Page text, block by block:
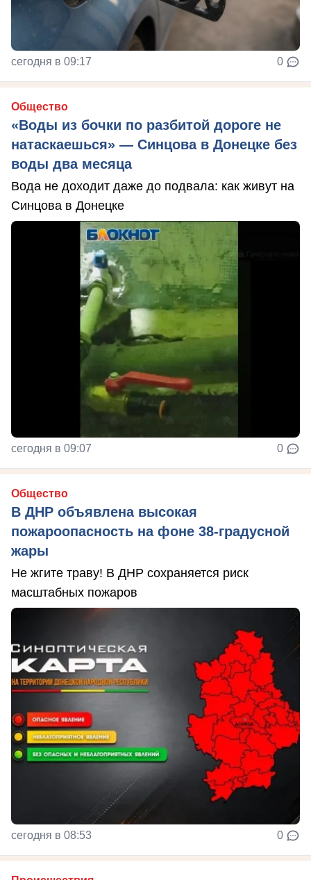
сегодня в 09:17 0
Общество
«Воды из бочки по разбитой дороге не
натаскаешься» — Синцова в Донецке без
воды два месяца
Вода не доходит даже до подвала: как живут на
Синцова в Донецке
сегодня в 09:07 0
Общество
В ДНР объявлена высокая
пожароопасность на фоне 38-градусной
жары
Не жгите траву! В ДНР сохраняется риск
масштабных пожаров
сегодня в 08:53 0